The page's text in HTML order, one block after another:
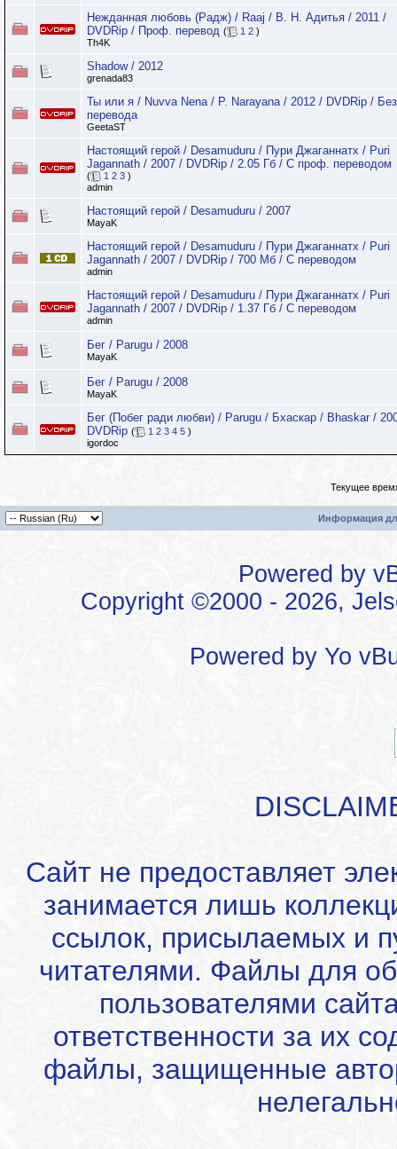
Нежданная любовь (Радж) / Raaj / В. Н. Адитья / 2011 /
DVDRip / Проф. перевод ( 1 2 )
Th4K
Shadow / 2012
grenada83
Ты или я / Nuvva Nena / P. Narayana / 2012 / DVDRip / Без
перевода
GeetaST
Настоящий герой / Desamuduru / Пури Джаганнатх / Puri
Jagannath / 2007 / DVDRip / 2.05 Гб / С проф. переводом
( 1 2 3 )
admin
Настоящий герой / Desamuduru / 2007
MayaK
Настоящий герой / Desamuduru / Пури Джаганнатх / Puri
Jagannath / 2007 / DVDRip / 700 Мб / С переводом
admin
Настоящий герой / Desamuduru / Пури Джаганнатх / Puri
Jagannath / 2007 / DVDRip / 1.37 Гб / С переводом
admin
Бег / Parugu / 2008
MayaK
Бег / Parugu / 2008
MayaK
Бег (Побег ради любви) / Parugu / Бхаскар / Bhaskar /
DVDRip ( 1 2 3 4 5 )
igordoc
Текущее
Информация
Powered by
Copyright ©2000 - 2026,
Powered by Yo
Сайт не предоставляет
занимается лишь
ссылок, присылаемых и
читателями. Файлы для
пользователями
ответственности за их
файлы, защищенные